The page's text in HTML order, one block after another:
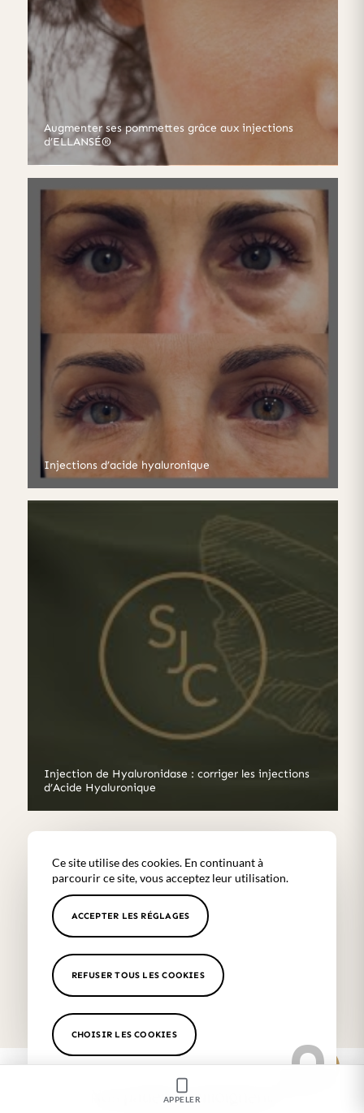
Augmenter ses pommettes grâce aux injections
d’ELLANSÉ®
Injections d’acide hyaluronique
Injection de Hyaluronidase : corriger les injections
d’Acide Hyaluronique
POSEZ UNE QUESTION
APPELEZ-NOUS
Nos patients témoignent
Ce site utilise des cookies. En continuant à
parcourir ce site, vous acceptez leur utilisation.
ACCEPTER LES RÉGLAGES
REFUSER TOUS LES COOKIES
CHOISIR LES COOKIES
APPELER